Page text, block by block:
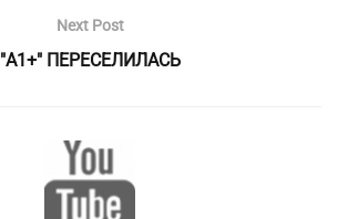
Next Post
"А1+" ПЕРЕСЕЛИЛАСЬ